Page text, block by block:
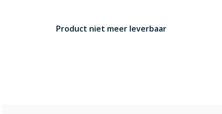
Product niet meer leverbaar